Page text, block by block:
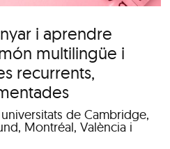
i aprendre
multilingüe i
recurrents,
de Cambridge,
Montréal, València i